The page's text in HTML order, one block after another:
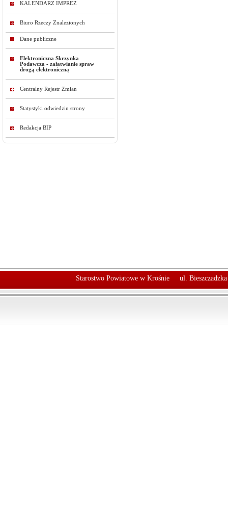
KALENDARZ IMPREZ
Biuro Rzeczy Znalezionych
Dane publiczne
Elektroniczna Skrzynka
Podawcza - załatwianie spraw
drogą elektroniczną
Centralny Rejestr Zmian
Statystyki odwiedzin strony
Redakcja BIP
Starostwo Powiatowe w Krośnie ul.